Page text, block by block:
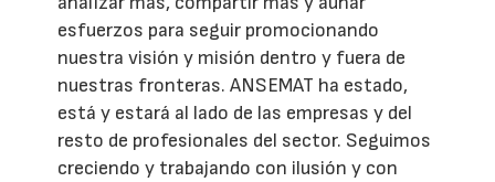
esfuerzos para seguir promocionando
nuestra visión y misión dentro y fuera de
nuestras fronteras. ANSEMAT ha estado,
está y estará al lado de las empresas y del
resto de profesionales del sector. Seguimos
creciendo y trabajando con ilusión y con